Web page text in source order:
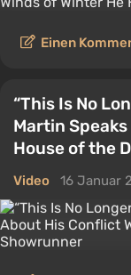
Einen
“This Is No
Martin
House of the
Video 16 Januar